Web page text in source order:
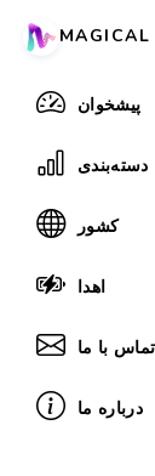
پیشخوان
دسته‌بندی
کشور
اهدا
تماس با ما
درباره ما